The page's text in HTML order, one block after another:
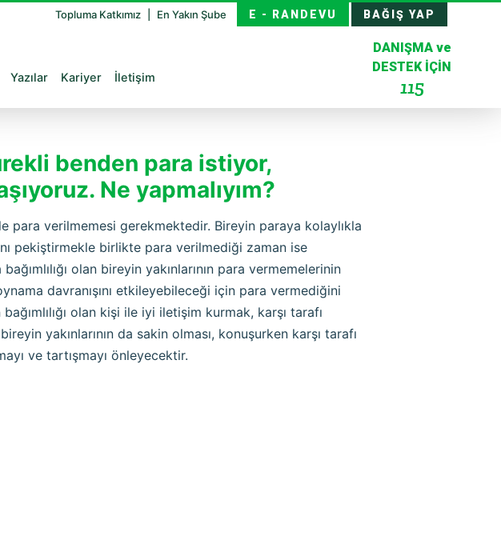
Topluma Katkımız En Yakın Şube E - RANDEVU BAĞIŞ YAP
Yazılar Kariyer İletişim
DANIŞMA ve
DESTEK İÇİN
115
benden para istiyor,
Ne yapmalıyım?
para verilmemesi gerekmektedir. Bireyin paraya kolaylıkla
pekiştirmekle birlikte para verilmediği zaman ise
olan bireyin yakınlarının para vermemelerinin
davranışını etkileyebileceği için para vermediğini
olan kişi ile iyi iletişim kurmak, karşı tarafı
yakınlarının da sakin olması, konuşurken karşı tarafı
ve tartışmayı önleyecektir.